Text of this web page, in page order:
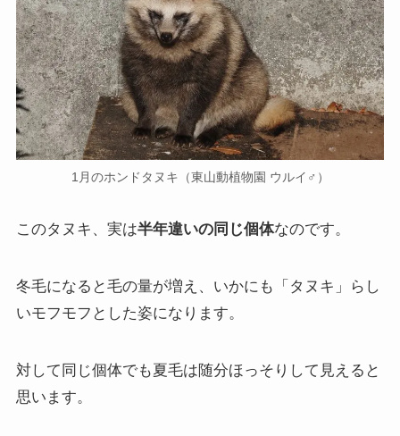
1月のホンドタヌキ（東山動植物園 ウルイ♂）
このタヌキ、実は半年違いの同じ個体なのです。
冬毛になると毛の量が増え、いかにも「タヌキ」らし
いモフモフとした姿になります。
対して同じ個体でも夏毛は随分ほっそりして見えると
思います。